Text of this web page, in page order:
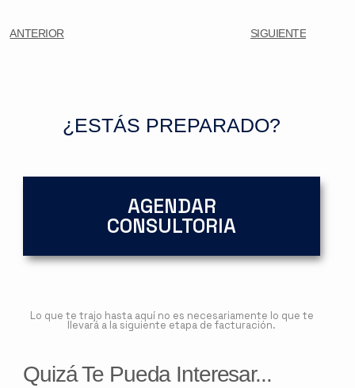
ANTERIOR SIGUIENTE
¿ESTÁS PREPARADO?
AGENDAR
CONSULTORIA
Lo que te trajo hasta aquí no es necesariamente lo que te
llevará a la siguiente etapa de facturación.
Quizá Te Pueda Interesar...